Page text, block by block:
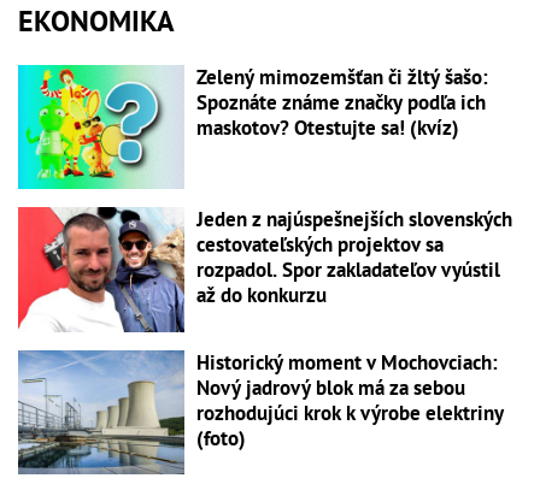
EKONOMIKA
Zelený mimozemšťan či žltý šašo:
Spoznáte známe značky podľa ich
maskotov? Otestujte sa! (kvíz)
Jeden z najúspešnejších slovenských
cestovateľských projektov sa
rozpadol. Spor zakladateľov vyústil
až do konkurzu
Historický moment v Mochovciach:
Nový jadrový blok má za sebou
rozhodujúci krok k výrobe elektriny
(foto)